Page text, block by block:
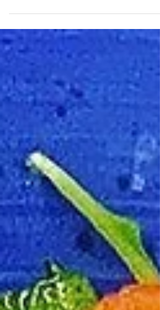
tartufo bianchetto! Cosa mangiamo oggi?
Curare la...